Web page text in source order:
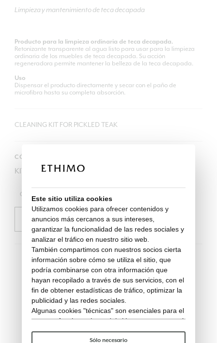
Limpieza y mantenimiento de teca decapada
Producto para la limpieza ordinaria de teca decapada.
Retonizante transparente al agua listo para usar para la limpieza
ordinaria de los muebles de teca decapada. Su acción
regeneradora permite mantener la belleza de la teca decapada.
Uso
Dispensar el producto directamente y secar con el paño de
microfibra hasta su completa absorción.
CLEANING KIT FOR PICKLED TEAK
CÓDIGO
KITP05
Contáctenos para
comprar
SOLICITAR INFORMACIÓN
Este sitio utiliza cookies
Utilizamos cookies para ofrecer contenidos y
anuncios más cercanos a sus intereses,
garantizar la funcionalidad de las redes sociales y
analizar el tráfico en nuestro sitio web.
También compartimos con nuestros socios cierta
información sobre cómo se utiliza el sitio, que
podría combinarse con otra información que
hayan recopilado a través de sus servicios, con el
fin de obtener estadísticas de tráfico, optimizar la
publicidad y las redes sociales.
Algunas cookies "técnicas" son esenciales para el
correcto funcionamiento del sitio y no procesan ni
comparten ningún dato personal con terceros.
Para saber más puedes consultar nuestra
Sólo necesario